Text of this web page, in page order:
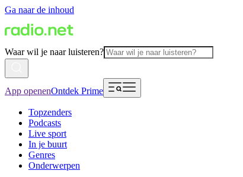
Ga naar de inhoud
Waar wil je naar luisteren?
App openenOntdek Prime
Topzenders
Podcasts
Live sport
In je buurt
Genres
Onderwerpen